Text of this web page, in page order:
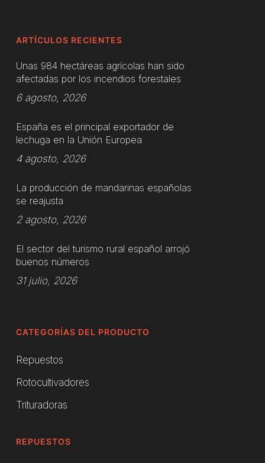
ARTÍCULOS RECIENTES
Unas 984 hectáreas agrícolas han sido
afectadas por los incendios forestales
6 agosto, 2026
España es el principal exportador de
lechuga en la Unión Europea
4 agosto, 2026
La producción de mandarinas españolas
se reajusta
2 agosto, 2026
El sector del turismo rural español arrojó
buenos números
31 julio, 2026
CATEGORÍAS DEL PRODUCTO
Repuestos
Rotocultivadores
Trituradoras
REPUESTOS